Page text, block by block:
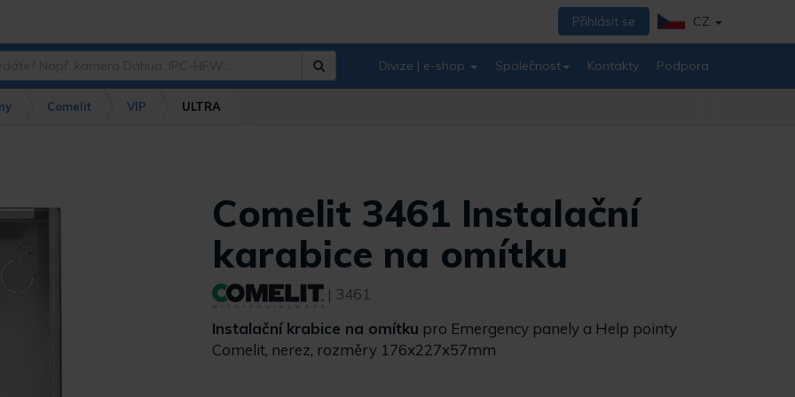
Přihlásit se CZ
Divize | e-shop Společnost Kontakty Podpora
Comelit VIP ULTRA
Comelit 3461 Instalační
karabice na omítku
| 3461
Instalační krabice na omítku pro Emergency panely a Help pointy
Comelit, nerez, rozměry 176x227x57mm